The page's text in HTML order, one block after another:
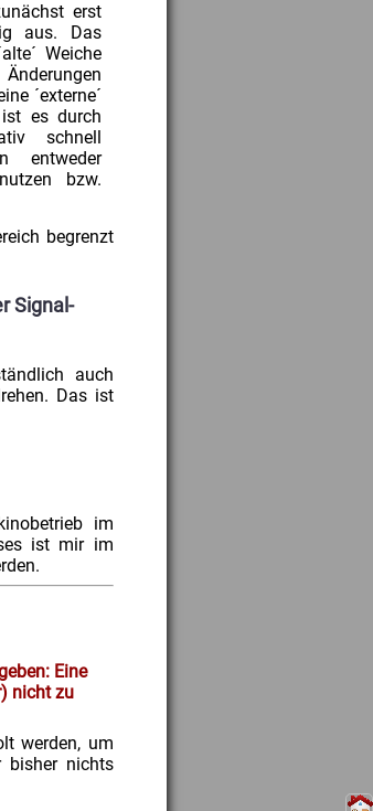
erst
aus. Das
Weiche
´externe´
es durch
schnell
entweder
bzw.
begrenzt
Signal-
auch
Das ist
im
ist mir im
Eine
nicht zu
werden, um
bisher nichts